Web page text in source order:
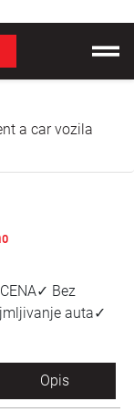
pitanja
a car vozila
Bez
auta✓
Opis